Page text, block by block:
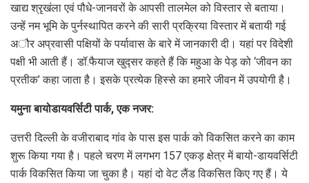
खाद्य श्रृखंला एवं पौधे-जानवरों के आपसी तालमेल को विस्तार से बताया।
उन्हें नम भूमि के पुर्नस्थापित करने की सारी प्रक्रिया विस्तार में बतायी गई
अौर अप्रवासी पक्षियों के पर्यावास के बारे में जानकारी दी। यहां पर विदेशी
पक्षी भी आती हैं। डॉ.फैयाज खुद्सर कहते हैं कि महुआ के पेड़ को ‘जीवन का
प्रतीक’ कहा जाता है। इसके प्रत्येक हिस्से का हमारे जीवन में उपयोगी है।
यमुना बायोडायवर्सिटी पार्क, एक नजर:
उत्तरी दिल्ली के वजीराबाद गांव के पास इस पार्क को विकसित करने का काम
शुरू किया गया है। पहले चरण में लगभग 157 एकड़ क्षेत्र में बायो-डायवर्सिटी
पार्क विकसित किया जा चुका है। यहां दो वेट लैंड विकसित किए गए हैं। ये